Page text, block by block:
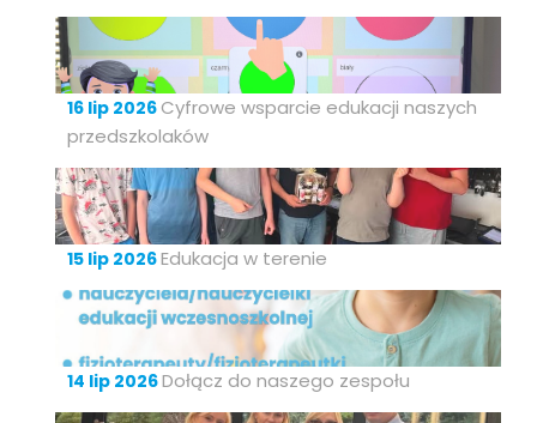
16 lip 2026 Cyfrowe wsparcie edukacji naszych
przedszkolaków
15 lip 2026Edukacja w terenie
14 lip 2026Dołącz do naszego zespołu